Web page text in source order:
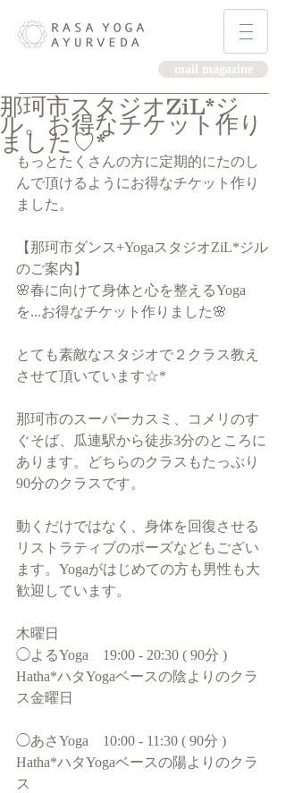
mail magazine
那珂市スタジオZiL*ジ
ル。お得なチケット作り
ました♡*
もっとたくさんの方に定期的にたのし
んで頂けるようにお得なチケット作り
ました。
【那珂市ダンス+YogaスタジオZiL*ジル
のご案内】
🌸春に向けて身体と心を整えるYoga
を...お得なチケット作りました🌸
とても素敵なスタジオで２クラス教え
させて頂いています☆*
那珂市のスーパーカスミ、コメリのす
ぐそば、瓜連駅から徒歩3分のところに
あります。どちらのクラスもたっぷり
90分のクラスです。
動くだけではなく、身体を回復させる
リストラティブのポーズなどもござい
ます。Yogaがはじめての方も男性も大
歓迎しています。
木曜日
◯よるYoga　19:00 - 20:30 ( 90分 )
Hatha*ハタYogaベースの陰よりのクラ
ス金曜日
◯あさYoga　10:00 - 11:30 ( 90分 )
Hatha*ハタYogaベースの陽よりのクラ
ス